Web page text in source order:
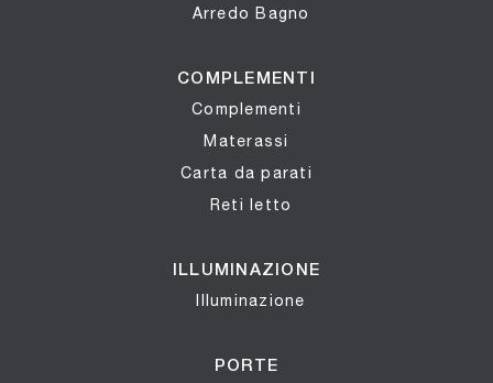
Arredo Bagno
COMPLEMENTI
Complementi
Materassi
Carta da parati
Reti letto
ILLUMINAZIONE
Illuminazione
PORTE